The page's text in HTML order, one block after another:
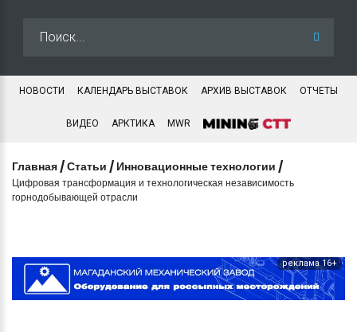
НОВОСТИ КАЛЕНДАРЬ ВЫСТАВОК АРХИВ ВЫСТАВОК ОТЧЕТЫ
ВИДЕО АРКТИКА MWR
Главная /Статьи / Инновационные технологии /
Цифровая трансформация и технологическая независимость
горнодобывающей отрасли
реклама 16+